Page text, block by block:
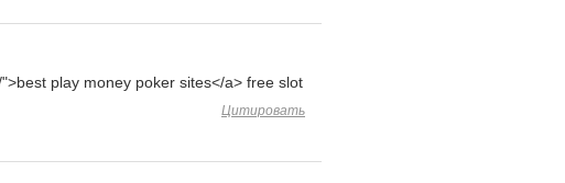
play money poker sites</a> free slot
Цитировать